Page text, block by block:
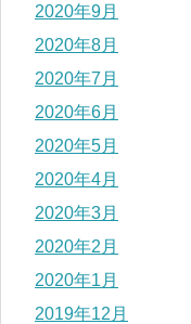
2020年9月
2020年8月
2020年7月
2020年6月
2020年5月
2020年4月
2020年3月
2020年2月
2020年1月
2019年12月